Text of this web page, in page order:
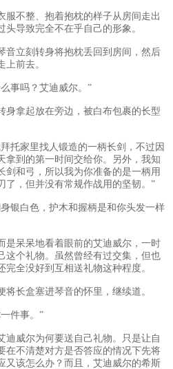
不整、抱着抱枕的样子从房间走出
导致完全不在乎自己的形象。
立刻转身将抱枕丢回到房间，然后
前去。
吗？艾迪威尔。”
拿起放在旁边，被白布包裹的长型
家里找人锻造的一柄长剑，不过因
拿到的第一时间交给你。另外，我知
剑和弓，所以我为你准备的是一柄用
了，但并没有常规作战用的坚韧。”
白色，护木和握柄是和你头发一样
呆呆地看着眼前的艾迪威尔，一时
这个礼物。虽然曾经有过交集，但也
全没好到互相送礼物这种程度。
长盒塞进琴音的怀里，继续道。
件事。”
威尔为何要送自己礼物。只是让自
在不清楚对方是否答应的情况下先将
又该怎么办？而且，艾迪威尔的希斯